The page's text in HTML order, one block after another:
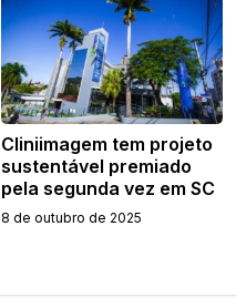
Cliniimagem tem projeto
sustentável premiado
pela segunda vez em SC
8 de outubro de 2025